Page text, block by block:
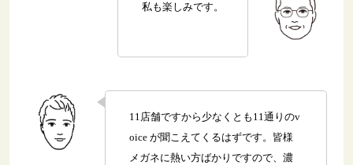
私も楽しみです。
11店舗ですから少なくとも11通りのv
oice が聞こえてくるはずです。皆様
メガネに熱い方ばかりですので、濃